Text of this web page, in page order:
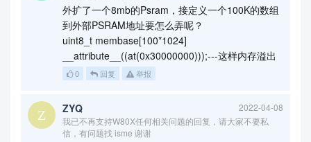
外扩了一个8mb的Psram，接定义一个100K的数组
到外部PSRAM地址要怎么弄呢？
uint8_t membase[100*1024]
__attribute__((at(0x30000000)));---这样内存溢出
0 回复 举报
ZYQ
2022-04-08
我已不再支持W80X任何相关问题的回复，请大家不要私
信，有问题找 isme 谢谢